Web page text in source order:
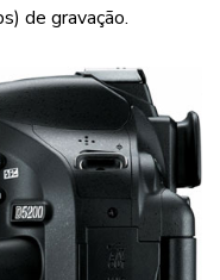
de gravação.